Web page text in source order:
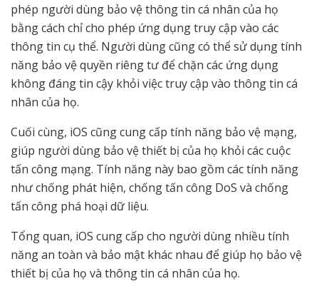
phép người dùng bảo vệ thông tin cá nhân của họ
bằng cách chỉ cho phép ứng dụng truy cập vào các
thông tin cụ thể. Người dùng cũng có thể sử dụng tính
năng bảo vệ quyền riêng tư để chặn các ứng dụng
không đáng tin cậy khỏi việc truy cập vào thông tin cá
nhân của họ.
Cuối cùng, iOS cũng cung cấp tính năng bảo vệ mạng,
giúp người dùng bảo vệ thiết bị của họ khỏi các cuộc
tấn công mạng. Tính năng này bao gồm các tính năng
như chống phát hiện, chống tấn công DoS và chống
tấn công phá hoại dữ liệu.
Tổng quan, iOS cung cấp cho người dùng nhiều tính
năng an toàn và bảo mật khác nhau để giúp họ bảo vệ
thiết bị của họ và thông tin cá nhân của họ.